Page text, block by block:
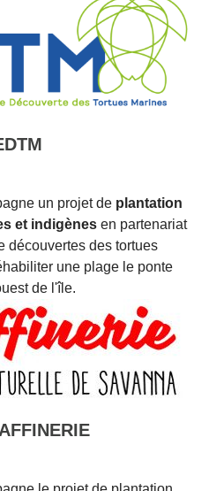
un projet de plantation
et indigènes en partenariat
découvertes des tortues
une plage le ponte
de l'île.